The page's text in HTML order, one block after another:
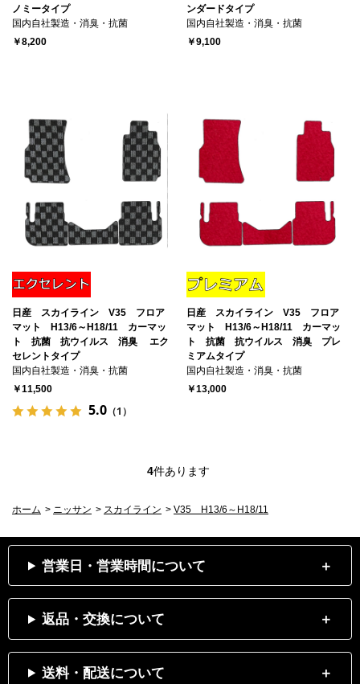
ノミータイプ
国内自社製造・消臭・抗菌
￥8,200
ンダードタイプ
国内自社製造・消臭・抗菌
￥9,100
日産 スカイライン V35 フロア
マット H13/6～H18/11 カーマッ
ト 抗菌 抗ウイルス 消臭 エク
セレントタイプ
国内自社製造・消臭・抗菌
￥11,500
5.0 （1）
日産 スカイライン V35 フロア
マット H13/6～H18/11 カーマッ
ト 抗菌 抗ウイルス 消臭 プレ
ミアムタイプ
国内自社製造・消臭・抗菌
￥13,000
4件あります
ホーム > ニッサン > スカイライン > V35 H13/6～H18/11
営業日・営業時間について
返品・交換について
送料・配送について